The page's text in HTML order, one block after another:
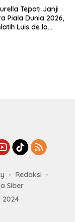
Tepati Janji
Piala Dunia 2026,
Luis de la
Redaksi
Siber
2024